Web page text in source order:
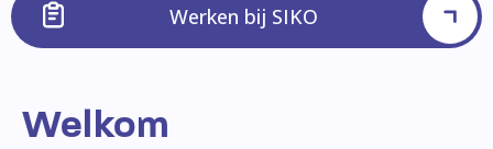
Werken bij SIKO
Welkom